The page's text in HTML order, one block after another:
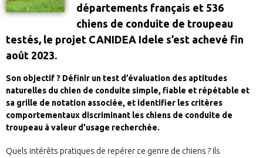
départements français et 536
chiens de conduite de troupeau
testés, le projet CANIDEA Idele s’est achevé fin
août 2023.
Son objectif ? Définir un test d’évaluation des aptitudes
naturelles du chien de conduite simple, fiable et répétable et
sa grille de notation associée, et identifier les critères
comportementaux discriminant les chiens de conduite de
troupeau à valeur d’usage recherchée.
Quels intérêts pratiques de repérer ce genre de chiens ? Ils